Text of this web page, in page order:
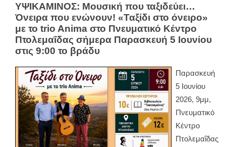
ΥΨΙΚΑΜΙΝΟΣ: Μουσική που ταξιδεύει…
Όνειρα που ενώνουν! «Ταξίδι στο όνειρο»
με το trio Anima στο Πνευματικό Κέντρο
Πτολεμαΐδας σήμερα Παρασκευή 5 Ιουνίου
στις 9:00 το βράδυ
Παρασκευή
5 Ιουνίου
2026, 9μμ,
Πνευματικό
Κέντρο
Πτολεμαΐδας